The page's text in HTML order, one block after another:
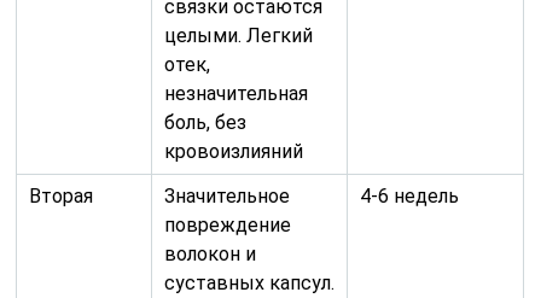
связки остаются
целыми. Легкий
отек,
незначительная
боль, без
кровоизлияний
Вторая
Значительное
повреждение
волокон и
суставных капсул.
4-6 недель